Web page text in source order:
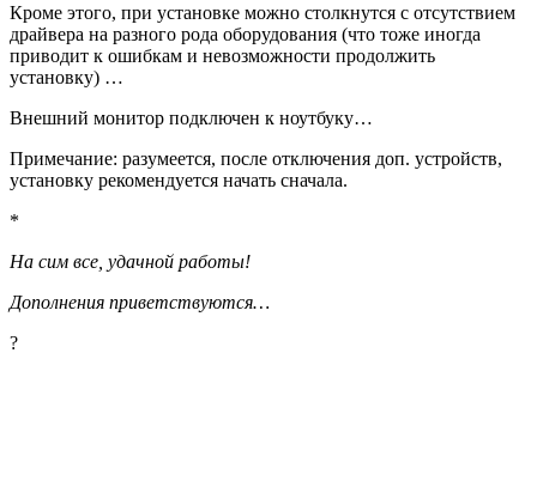
Кроме этого, при установке можно столкнутся с отсутствием
драйвера на разного рода оборудования (что тоже иногда
приводит к ошибкам и невозможности продолжить
установку) …
Внешний монитор подключен к ноутбуку…
Примечание: разумеется, после отключения доп. устройств,
установку рекомендуется начать сначала.
*
На сим все, удачной работы!
Дополнения приветствуются…
?